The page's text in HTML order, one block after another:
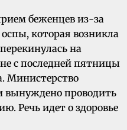
беженцев из-за
которая возникла
на
с последней пятницы
Министерство
вынуждено проводить
Речь идет о здоровье